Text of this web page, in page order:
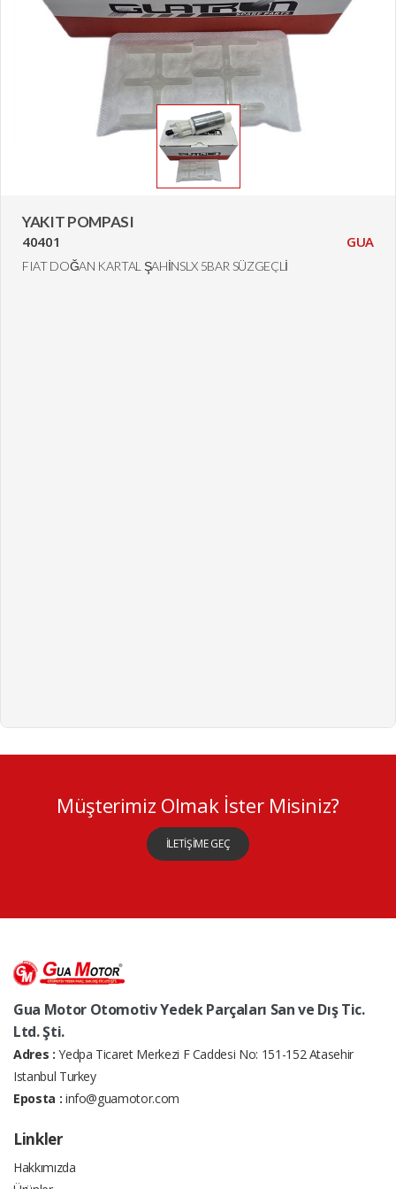
YAKIT POMPASI
40401 GUA
FIAT DOĞAN KARTAL ŞAHİNSLX 5BAR SÜZGEÇLİ
Müşterimiz Olmak İster Misiniz?
İLETİŞİME GEÇ
Gua Motor Otomotiv Yedek Parçaları San ve Dış Tic.
Ltd. Şti.
Adres : Yedpa Ticaret Merkezi F Caddesi No: 151-152 Atasehir
Istanbul Turkey
Eposta : info@guamotor.com
Linkler
Hakkımızda